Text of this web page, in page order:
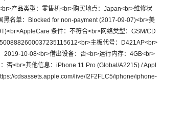
产品类型：零售机<br>购买地点：Japan<br>维修状
黑名单：Blocked for non-payment (2017-09-07)<br>美
条件：不符合<br>网络类型：GSM/CD
主板代号：D421AP<br>
10-08<br>借出设备：否<br>运行内存：4GB<br>
否<br>其他信息：iPhone 11 Pro (Global/A2215) / Appl
cdsassets.apple.com/live/I2F2FLC5/iphone/iphone-